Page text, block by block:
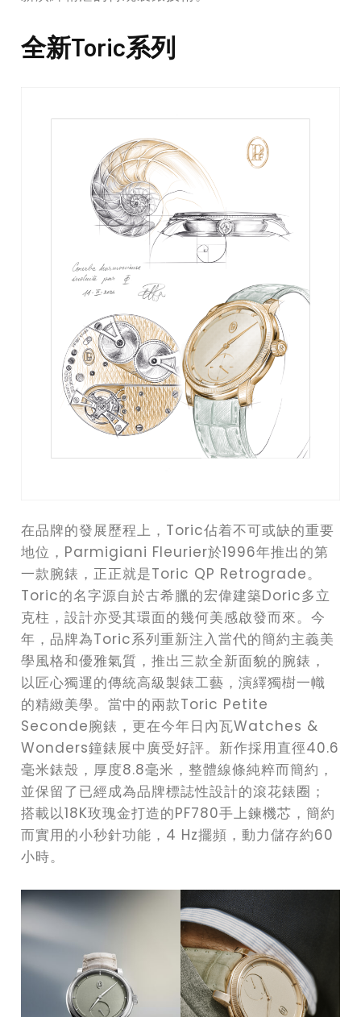
全新Toric系列
在品牌的發展歷程上，Toric佔着不可或缺的重要
地位，Parmigiani Fleurier於1996年推出的第
一款腕錶，正正就是Toric QP Retrograde。
Toric的名字源自於古希臘的宏偉建築Doric多立
克柱，設計亦受其環面的幾何美感啟發而來。今
年，品牌為Toric系列重新注入當代的簡約主義美
學風格和優雅氣質，推出三款全新面貌的腕錶，
以匠心獨運的傳統高級製錶工藝，演繹獨樹一幟
的精緻美學。當中的兩款Toric Petite
Seconde腕錶，更在今年日內瓦Watches &
Wonders鐘錶展中廣受好評。新作採用直徑40.6
毫米錶殼，厚度8.8毫米，整體線條純粹而簡約，
並保留了已經成為品牌標誌性設計的滾花錶圈；
搭載以18K玫瑰金打造的PF780手上鍊機芯，簡約
而實用的小秒針功能，4 Hz擺頻，動力儲存約60
小時。